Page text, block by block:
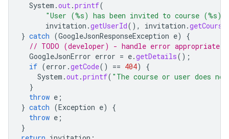
System .out.printf(
"User (%s) has been invited to course
invitation .getUserId(), invitation .
} catch (GoogleJsonResponseException e)
{
// TODO (developer) - handle error appropriately
GoogleJsonError error = e.getDetails();
if (error .getCode() == 404)
{
System .out.printf( "The course or user does
}
throw e ;
} catch (Exception e)
{
throw e ;
}